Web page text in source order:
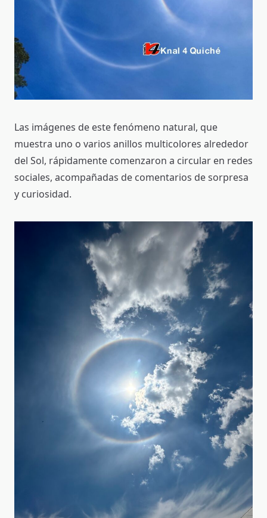
Las imágenes de este fenómeno natural, que
muestra uno o varios anillos multicolores alrededor
del Sol, rápidamente comenzaron a circular en redes
sociales, acompañadas de comentarios de sorpresa
y curiosidad.